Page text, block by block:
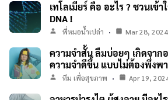
เทโลเมียร์ คือ อะไร ? ชวนเข้
DNA !
พี่หมอน้ำเปล่า Mar 28, 2024
ความจำสั้น ลืมบ่อยๆ เกิดจาก
ความจำดีขึ้น แบบไม่ต้องพึ่งพ
ทีม เพื่อสุขภาพ Apr 19,